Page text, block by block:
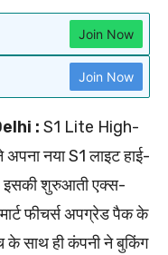
Join Now
Join Now
: S1 Lite High-
नया S1 लाइट हाई-
इसकी शुरुआती एक्स-
फीचर्स अपग्रेड पैक के
के साथ ही कंपनी ने बुकिंग